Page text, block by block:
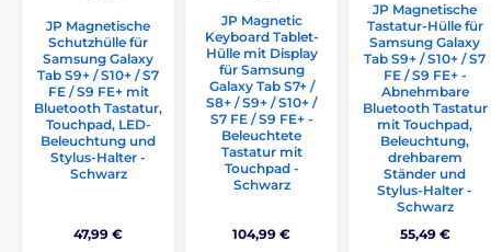
JP Magnetische
Schutzhülle für
Samsung Galaxy
Tab S9+ / S10+ / S7
FE / S9 FE+ mit
Bluetooth Tastatur,
Touchpad, LED-
Beleuchtung und
Stylus-Halter -
Schwarz
47,99 €
JP Magnetic
Keyboard Tablet-
Hülle mit Display
für Samsung
Galaxy Tab S7+ /
S8+ / S9+ / S10+ /
S7 FE / S9 FE+ -
Beleuchtete
Tastatur mit
Touchpad -
Schwarz
104,99 €
JP Magnetische
Tastatur-Hülle für
Samsung Galaxy
Tab S9+ / S10+ / S7
FE / S9 FE+ -
Abnehmbare
Bluetooth Tastatur
mit Touchpad,
Beleuchtung,
drehbarem
Ständer und
Stylus-Halter -
Schwarz
55,49 €